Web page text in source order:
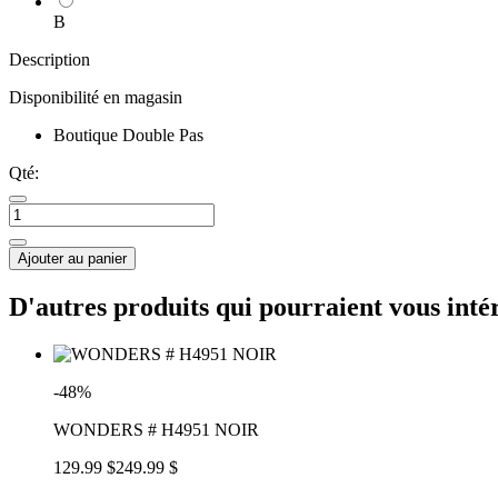
B
Description
Disponibilité en magasin
Boutique Double Pas
Qté:
Ajouter au panier
D'autres produits qui pourraient vous
-48%
WONDERS # H4951 NOIR
129.99 $249.99 $